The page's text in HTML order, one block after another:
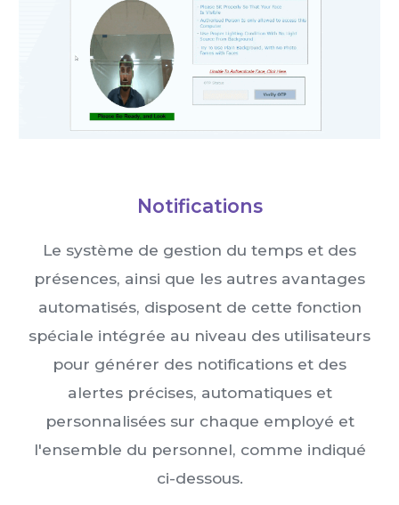
Notifications
Le système de gestion du temps et des
présences, ainsi que les autres avantages
automatisés, disposent de cette fonction
spéciale intégrée au niveau des utilisateurs
pour générer des notifications et des
alertes précises, automatiques et
personnalisées sur chaque employé et
l'ensemble du personnel, comme indiqué
ci-dessous.